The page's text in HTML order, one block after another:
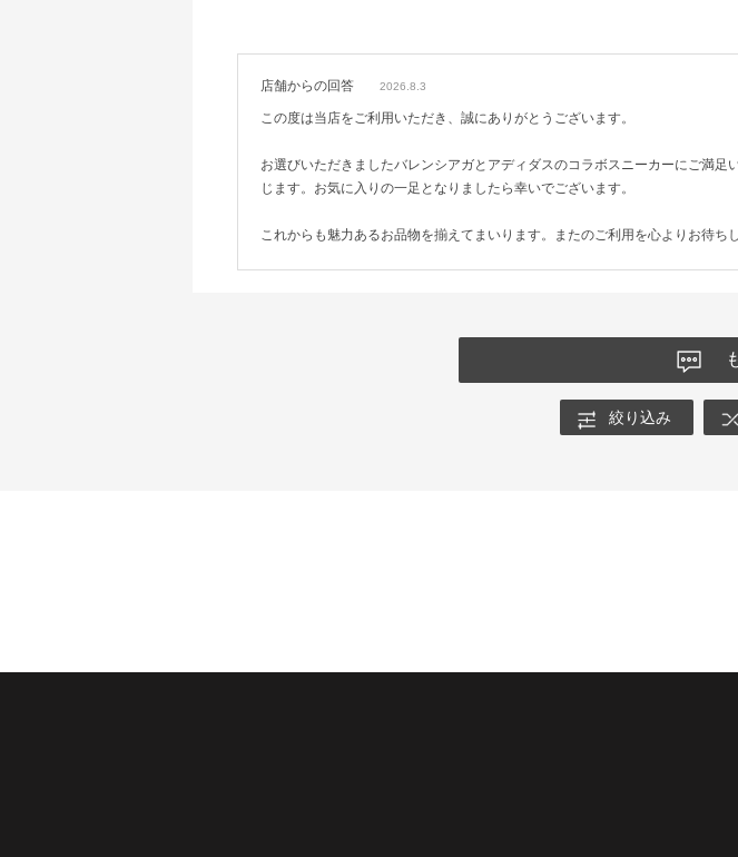
店舗からの回答 2026.8.3
この度は当店をご利用いただき、誠にありがとうございます。
お選びいただきましたバレンシアガとアディダスのコラボスニーカーにご満
じます。お気に入りの一足となりましたら幸いでございます。
これからも魅力あるお品物を揃えてまいります。またのご利用を心よりお待ち
絞り込み